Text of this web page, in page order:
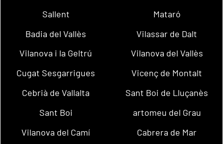
Sallent
Mataró
Badia del Vallès
Vilassar de Dalt
Vilanova i la Geltrú
Vilanova del Vallès
Cugat Sesgarrigues
Vicenç de Montalt
Cebrià de Vallalta
Sant Boi de Lluçanès
Sant Boi
artomeu del Grau
Vilanova del Camí
Cabrera de Mar